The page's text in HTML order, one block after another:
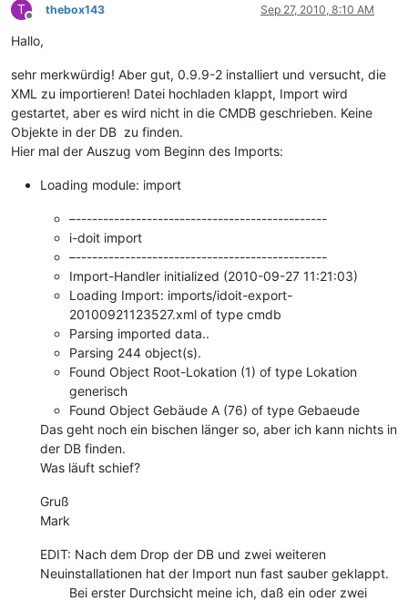
T
Offline
thebox143 Sep 27, 2010, 8:10 AM
Hallo,
sehr merkwürdig! Aber gut, 0.9.9-2 installiert und versucht, die
XML zu importieren! Datei hochladen klappt, Import wird
gestartet, aber es wird nicht in die CMDB geschrieben. Keine
Objekte in der DB zu finden.
Hier mal der Auszug vom Beginn des Imports:
Loading module: import
–----------------------------------------------
i-doit import
–----------------------------------------------
Import-Handler initialized (2010-09-27 11:21:03)
Loading Import: imports/idoit-export-
20100921123527.xml of type cmdb
Parsing imported data..
Parsing 244 object(s).
Found Object Root-Lokation (1) of type Lokation
generisch
Found Object Gebäude A (76) of type Gebaeude
Das geht noch ein bischen länger so, aber ich kann nichts in
der DB finden.
Was läuft schief?
Gruß
Mark
EDIT: Nach dem Drop der DB und zwei weiteren
Neuinstallationen hat der Import nun fast sauber geklappt.
Bei erster Durchsicht meine ich, daß ein oder zwei